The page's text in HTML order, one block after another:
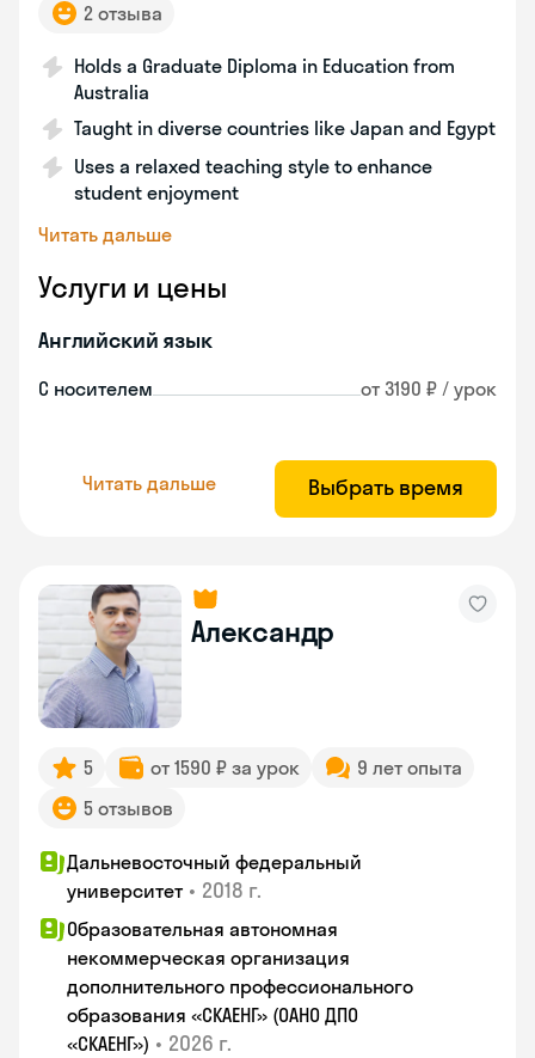
2 отзыва
Holds a Graduate Diploma in Education from
Australia
Taught in diverse countries like Japan and Egypt
Uses a relaxed teaching style to enhance
student enjoyment
Читать дальше
Услуги и цены
Английский язык
С носителем от 3190 ₽ / урок
Читать дальше Выбрать время
Александр
5 от 1590 ₽ за урок
9 лет опыта
5 отзывов
Дальневосточный федеральный
университет • 2018 г.
Образовательная автономная
некоммерческая организация
дополнительного профессионального
образования «СКАЕНГ» (ОАНО ДПО
«СКАЕНГ») • 2026 г.